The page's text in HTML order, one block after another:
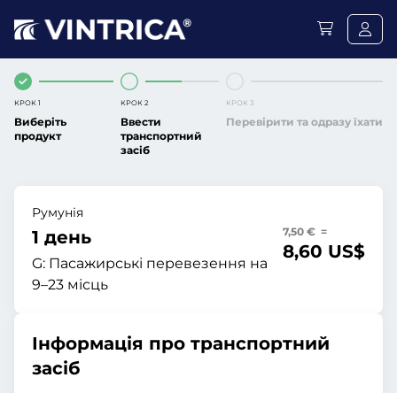
КРОК 1
Виберіть
продукт
КРОК 2
Ввести
транспортний
засіб
КРОК 3
Перевірити та одразу їхати
Румунія
1 день
G: Пасажирські перевезення на
9–23 місць
7,50 € =
8,60 US$
Інформація про транспортний
засіб